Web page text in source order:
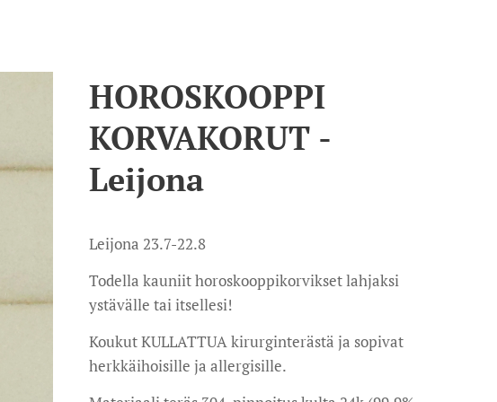
HOROSKOOPPI
KORVAKORUT -
Leijona
Leijona 23.7-22.8
Todella kauniit horoskooppikorvikset lahjaksi
ystävälle tai itsellesi!
Koukut KULLATTUA kirurginterästä ja sopivat
herkkäihoisille ja allergisille.